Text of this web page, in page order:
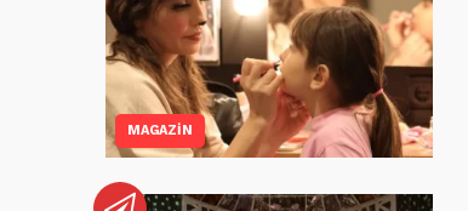
MAGAZİN